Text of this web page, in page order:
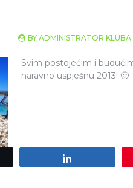
BY ADMINISTRATOR KLUBA
Svim postojećim i
naravno uspješnu 2013! 🙂